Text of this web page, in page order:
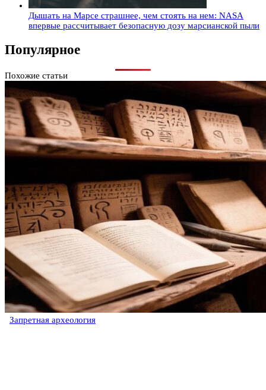
Дышать на Марсе страшнее, чем стоять на нем: NASA
впервые рассчитывает безопасную дозу марсианской пыли
Популярное
Похожие статьи
Запретная археология